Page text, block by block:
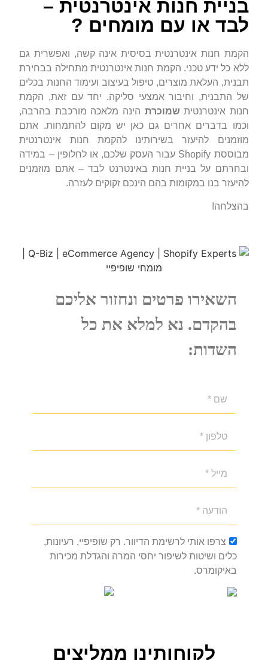
בניית חנות אינטרנטית –
לבד או עם מומחים ?
הקמת חנות אינטרנטית בסיסית אינה קשה, ואפשרית גם
ללא כל ידע טכני. הקמת חנות אינטרנטית מתחילה בבחירת
תבנית, העלאת מוצרים, טיפול בעיצוב ועימוד החנות בכלים
של התבנית, וחיבור אמצעי סליקה. יחד עם זאת, הקמת
חנות אינטרנטיתשמוכרת הינה מלאכה מורכבת בהרבה,
וכמו בדברים אחרים גם כאן יש מקום להתמחות. אתם
מוזמנים להיעזר בשירותינו להקמת חנות אינטרנטית
מבוססת Shopify עבור העסק שלכם, או לחלופין – במידה
ובחרתם על בניית חנות באינטרנט לבד – אתם מוזמנים
להיעזר בנו במקומות בהם הינכם זקוקים לעזרה.
בהצלחה!
השאירו פרטים ונחזור אליכם
בהקדם. נא למלא את כל
השדות:
צרפו אותי לרשימת הדיוור. רק שופיפיי, רעיונות,
כלים ושיטות לשיפור יחסי המרה והגדלת מכירות
באיקומרס.
לקוחותינו ממליצים